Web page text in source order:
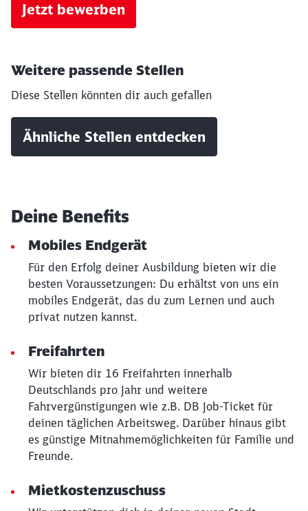
Jetzt bewerben
Weitere passende Stellen
Diese Stellen könnten dir auch gefallen
Ähnliche Stellen entdecken
Deine Benefits
Mobiles Endgerät
Für den Erfolg deiner Ausbildung bieten wir die
besten Voraussetzungen: Du erhältst von uns ein
mobiles Endgerät, das du zum Lernen und auch
privat nutzen kannst.
Freifahrten
Wir bieten dir 16 Freifahrten innerhalb
Deutschlands pro Jahr und weitere
Fahrvergünstigungen wie z.B. DB Job-Ticket für
deinen täglichen Arbeitsweg. Darüber hinaus gibt
es günstige Mitnahmemöglichkeiten für Familie und
Freunde.
Mietkostenzuschuss